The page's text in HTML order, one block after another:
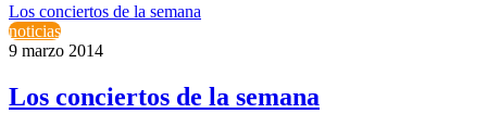
Los conciertos de la semana
noticias
9 marzo 2014
Los conciertos de la semana